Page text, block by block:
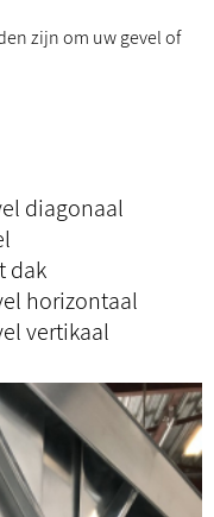
zijn om uw gevel of
diagonaal
dak
horizontaal
vertikaal